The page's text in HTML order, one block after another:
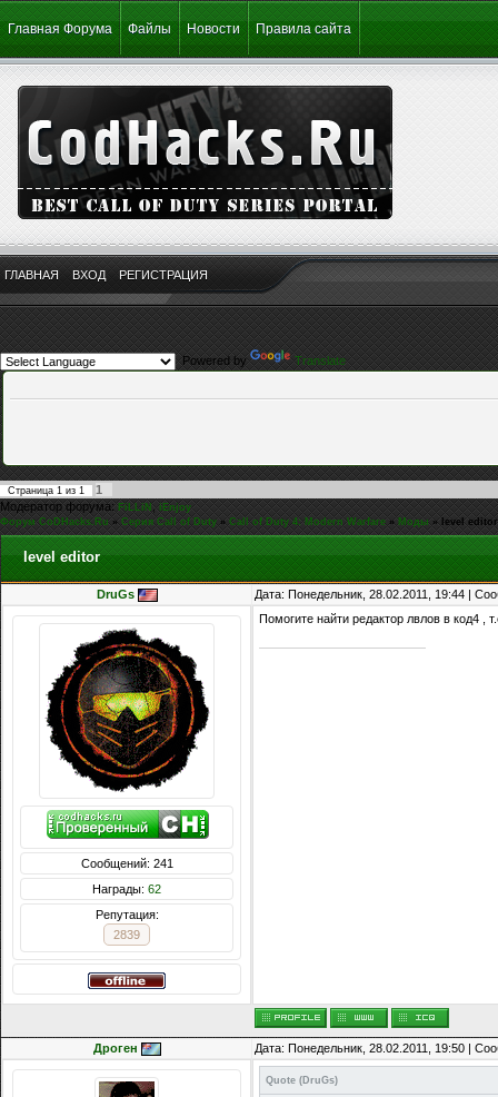
Главная Форума Файлы Новости Правила сайта
ГЛАВНАЯ ВХОД РЕГИСТРАЦИЯ
Powered by Translate
Страница 1 из 1
1
Модератор форума: FiLLiN,iEnjoy
Форум CoDHacks.Ru » Серия Call of Duty » Call of Duty 4: Modern Warfare » Моды » level editor
level editor
DruGs Дата: Понедельник, 28.02.2011, 19:44 |
Сообщений: 241
Награды: 62
Репутация:
2839
Помогите найти редактор лвлов в код4 ,
Дроген Дата: Понедельник, 28.02.2011, 19:50 |
Quote ( DruGs)